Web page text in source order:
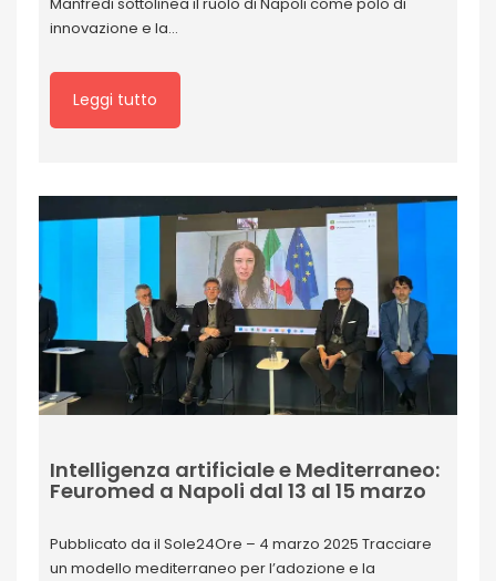
innovazione e la…
Leggi tutto
Intelligenza artificiale e Mediterraneo:
Feuromed a Napoli dal 13 al 15 marzo
Pubblicato da il Sole24Ore – 4 marzo 2025 Tracciare
un modello mediterraneo per l’adozione e la